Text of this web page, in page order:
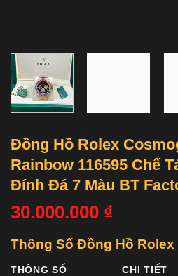
Đồng Hồ Rolex
Rainbow 116595 Chế
Đính Đá 7 Màu BT
30.000.000 ₫
Thông Số Đồng Hồ Rolex
THÔNG SỐ
CHI TIẾT